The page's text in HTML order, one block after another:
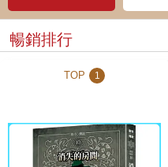
暢銷排行
TOP 1